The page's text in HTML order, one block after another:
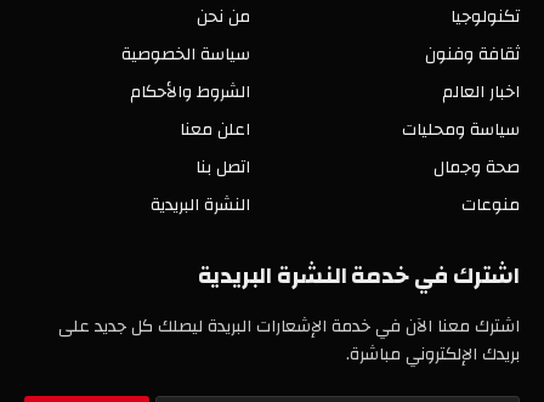
تكنولوجيا
ثقافة وفنون
اخبار العالم
سياسة ومحليات
صحة وجمال
منوعات
من نحن
سياسة الخصوصية
الشروط والأحكام
اعلن معنا
اتصل بنا
النشرة البريدية
اشترك في خدمة النشرة البريدية
اشترك معنا الآن في خدمة الإشعارات البريدة ليصلك كل جديد على
بريدك الإلكتروني مباشرة.